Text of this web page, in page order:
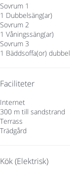
Sovrum 1
1 Dubbelsäng(ar)
Sovrum 2
1 Våningssäng(ar)
Sovrum 3
1 Bäddsoffa(or) dubbel
Faciliteter
Internet
300 m till sandstrand
Terrass
Trädgård
Kök (Elektrisk)